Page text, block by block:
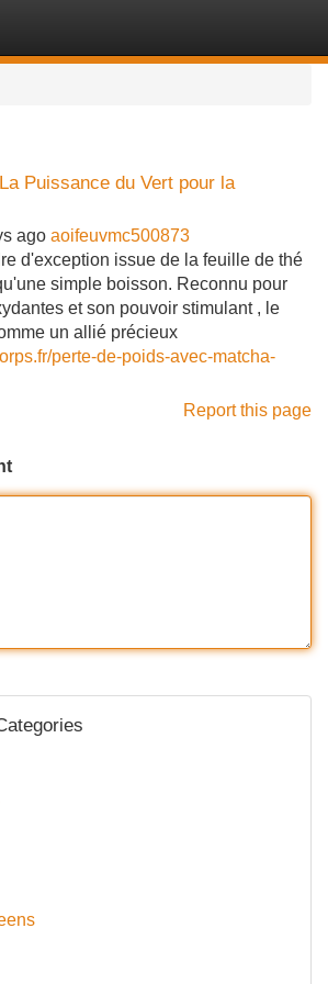
Puissance du Vert pour la
ago aoifeuvmc500873
d'exception issue de la feuille de thé
simple boisson. Reconnu pour
et son pouvoir stimulant , le
un allié précieux
perte-de-poids-avec-matcha-
Report this page